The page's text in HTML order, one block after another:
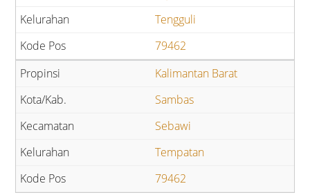
Tengguli
79462
Kalimantan Barat
Sambas
Sebawi
Tempatan
79462